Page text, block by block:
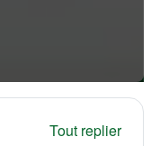
Tout replier